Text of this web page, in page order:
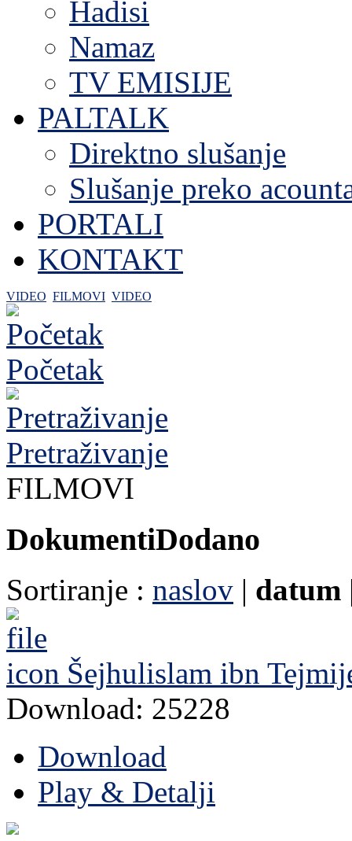
Hadisi
Namaz
TV EMISIJE
PALTALK
Direktno slušanje
Slušanje preko
PORTALI
KONTAKT
VIDEO FILMOVI VIDEO
Početak
Pretraživanje
FILMOVI
DokumentiDodano
Sortiranje : naslov | datum
Šejhulislam ibn
Download: 25228
Download
Play & Detalji